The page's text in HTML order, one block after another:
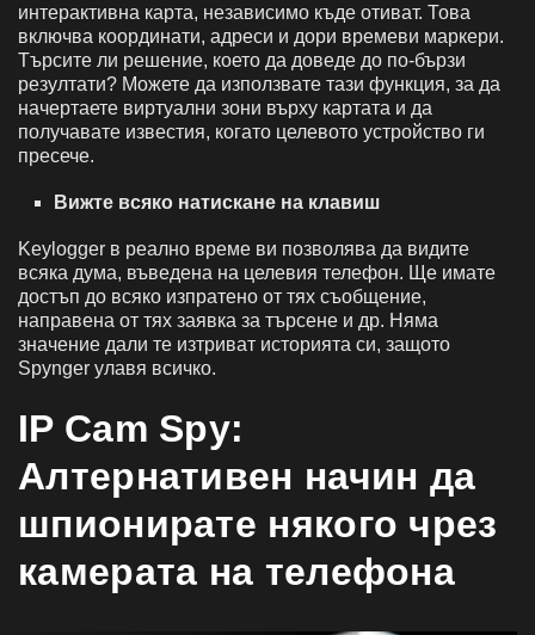
интерактивна карта, независимо къде отиват. Това
включва координати, адреси и дори времеви маркери.
Търсите ли решение, което да доведе до по-бързи
резултати? Можете да използвате тази функция, за да
начертаете виртуални зони върху картата и да
получавате известия, когато целевото устройство ги
пресече.
Вижте всяко натискане на клавиш
Keylogger в реално време ви позволява да видите
всяка дума, въведена на целевия телефон. Ще имате
достъп до всяко изпратено от тях съобщение,
направена от тях заявка за търсене и др. Няма
значение дали те изтриват историята си, защото
Spynger улавя всичко.
IP Cam Spy:
Алтернативен начин да
шпионирате някого чрез
камерата на телефона